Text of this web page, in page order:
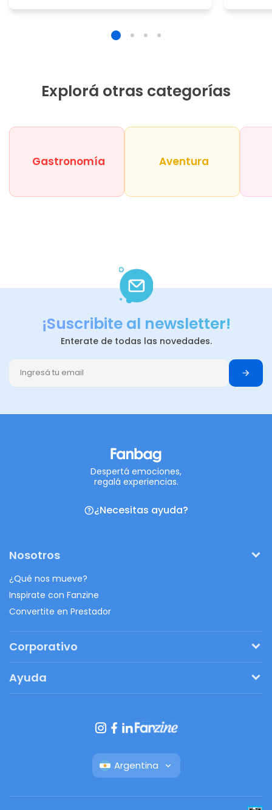
Explorá otras categorías
Gastronomía Aventura
¡Suscribite al newsletter!
Enterate de todas las novedades.
Despertá emociones,
regalá experiencias.
¿Necesitas ayuda?
Nosotros
¿Qué nos mueve?
Inspirate con Fanzine
Convertite en Prestador
Corporativo
Regalos originales
Ayuda
Botón de arrepentimiento
Argentina